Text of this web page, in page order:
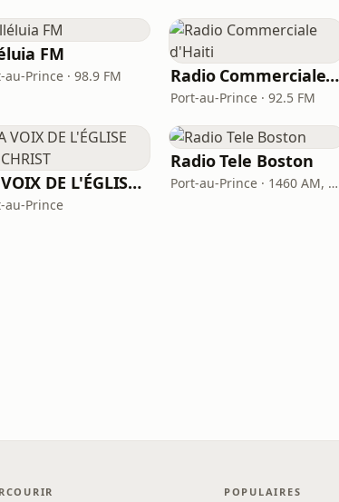
FM
au-Prince · 98.9 FM Radio Commerciale d'Haiti
Port-au-Prince · 92.5 FM
LA VOIX DE L'ÉGLISE DU CHRIST
au-Prince
Radio Tele Boston
Port-au-Prince · 1460 AM, 101.1 FM
POPULAIRES